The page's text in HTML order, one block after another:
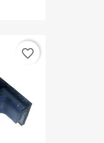
favorite_border